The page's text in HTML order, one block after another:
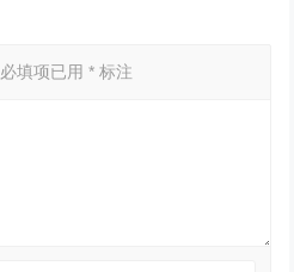
必填项已用* 标注